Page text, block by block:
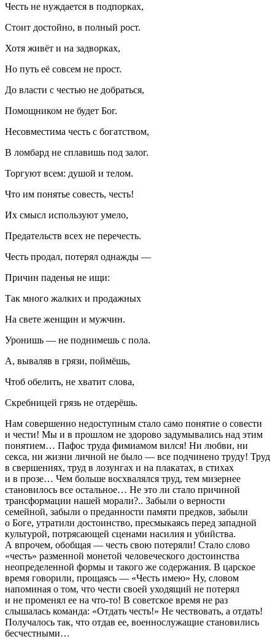
Честь не нуждается в подпорках,
Стоит достойно, в полный рост.
Хотя живёт и на задворках,
Но путь её совсем не прост.
До власти с честью не добраться,
Помощником не будет Бог.
Несовместима честь с богатством,
В ломбард не сплавишь под залог.
Торгуют всем: душой и телом.
Что им понятье совесть, честь!
Их смысл используют умело,
Предательств всех не перечесть.
Честь продал, потерял однажды —
Причин паденья не ищи:
Так много жалких и продажных
На свете женщин и мужчин.
Уронишь — не поднимешь с пола.
А, вываляв в грязи, поймёшь,
Чтоб обелить, не хватит слова,
Скребницей грязь не отдерёшь.
Нам совершенно недоступным стало само понятие о совести
и чести! Мы и в прошлом не здорово задумывались над этим
понятием… Пафос труда фимиамом вился! Ни любви, ни
секса, ни жизни личной не было — все подчинено труду! Труд
в свершениях, труд в лозунгах и на плакатах, в стихах
и в прозе… Чем больше восхвалялся труд, тем мизернее
становилось все остальное… Не это ли стало причиной
трансформации нашей морали?.. Забыли о верности
семейной, забыли о преданности памяти предков, забыли
о Боге, утратили достоинство, пресмыкаясь перед западной
культурой, потрясающей сценами насилия и убийства.
А впрочем, обобщая — честь свою потеряли! Стало слово
«честь» разменной монетой человеческого достоинства
неопределенной формы и такого же содержания. В царское
время говорили, прощаясь — «Честь имею» Ну, словом
напоминая о том, что чести своей уходящий не потерял
и не променял ее на что-то! В советское время не раз
слышалась команда: «Отдать честь!» Не чествовать, а отдать!
Получалось так, что отдав ее, военнослужащие становились
бесчестными…